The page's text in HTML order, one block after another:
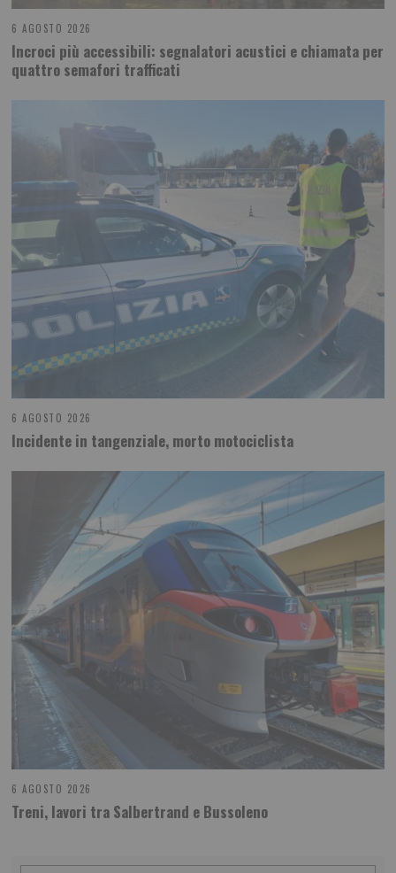
6 AGOSTO 2026
Incroci più accessibili: segnalatori acustici e chiamata per
quattro semafori trafficati
6 AGOSTO 2026
Incidente in tangenziale, morto motociclista
6 AGOSTO 2026
Treni, lavori tra Salbertrand e Bussoleno